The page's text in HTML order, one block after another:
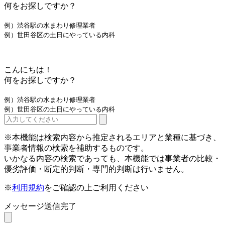
何をお探しですか？
例）渋谷駅の水まわり修理業者
例）世田谷区の土日にやっている内科
こんにちは！
何をお探しですか？
例）渋谷駅の水まわり修理業者
例）世田谷区の土日にやっている内科
※本機能は検索内容から推定されるエリアと業種に基づき、
事業者情報の検索を補助するものです。
いかなる内容の検索であっても、本機能では事業者の比較・
優劣評価・断定的判断・専門的判断は行いません。
※利用規約をご確認の上ご利用ください
メッセージ送信完了